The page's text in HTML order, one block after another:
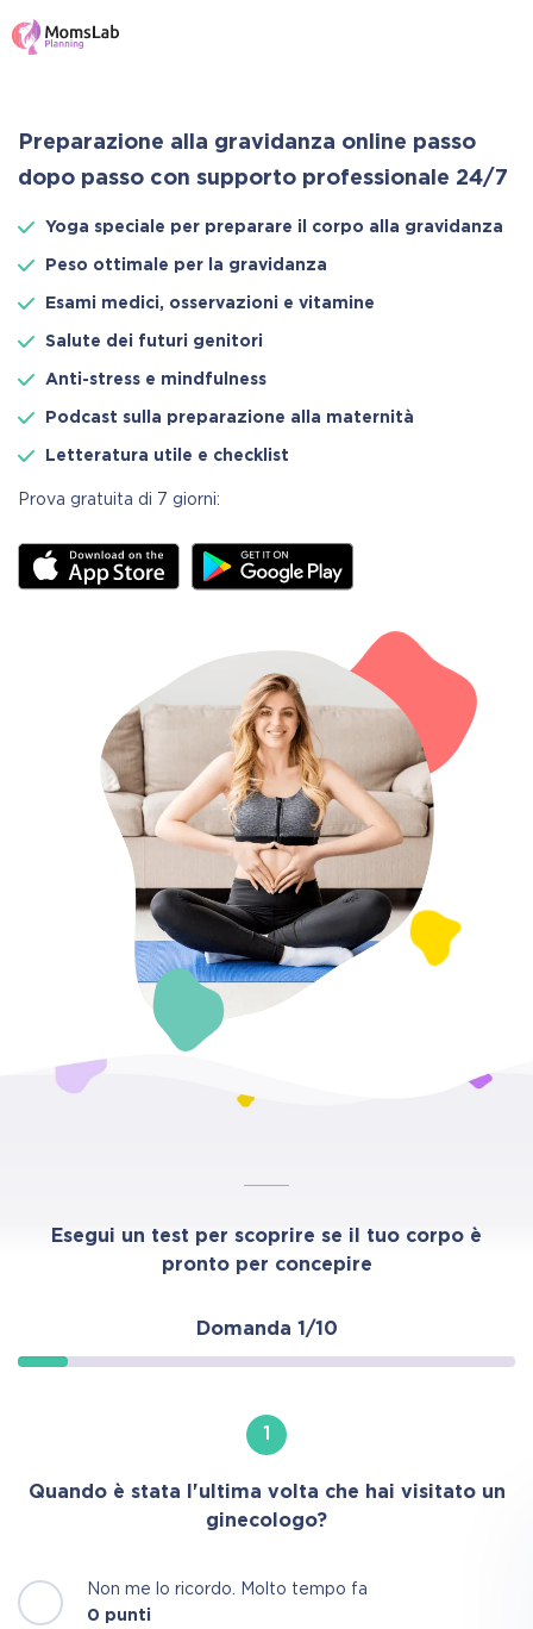
Preparazione alla gravidanza online passo
dopo passo con supporto professionale 24/7
Yoga speciale per preparare il corpo alla gravidanza
Peso ottimale per la gravidanza
Esami medici, osservazioni e vitamine
Salute dei futuri genitori
Anti-stress e mindfulness
Podcast sulla preparazione alla maternità
Letteratura utile e checklist
Prova gratuita di 7 giorni:
Esegui un test per scoprire se il tuo corpo è
pronto per concepire
Domanda 1/10
1
Quando è stata l'ultima volta che hai visitato un
ginecologo?
Non me lo ricordo. Molto tempo fa
0 punti